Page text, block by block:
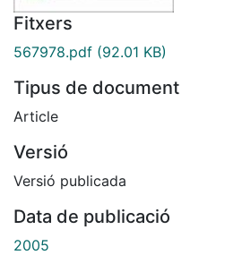
Fitxers
567978.pdf (92.01 KB)
Tipus de document
Article
Versió
Versió publicada
Data de publicació
2005